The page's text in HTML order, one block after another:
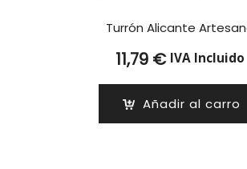
Turrón Alicante
11,79 € IVA Incluido
Añadir al carro